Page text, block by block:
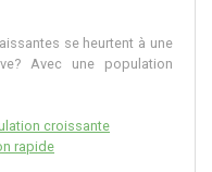
se heurtent à une
Avec une population
croissante
rapide